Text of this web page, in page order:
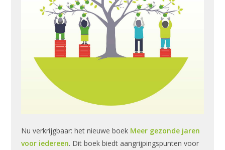
Nu verkrijgbaar: het nieuwe boek Meer gezonde jaren
voor iedereen. Dit boek biedt aangrijpingspunten voor